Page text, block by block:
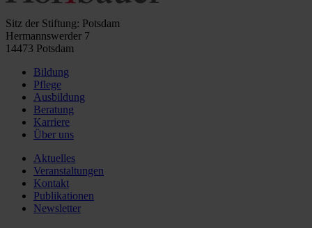
Sitz der Stiftung: Potsdam
Hermannswerder 7
14473 Potsdam
Bildung
Pflege
Ausbildung
Beratung
Karriere
Über uns
Aktuelles
Veranstaltungen
Kontakt
Publikationen
Newsletter